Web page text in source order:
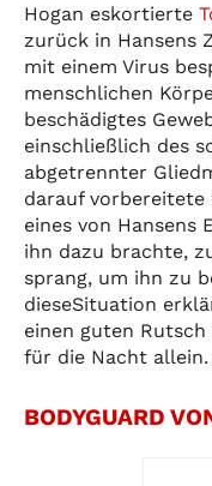
Hogan eskortierte
zurück in Hansens
mit einem Virus
menschlichen
beschädigtes
einschließlich des
abgetrennter
darauf vorbereitete
eines von Hansens
ihn dazu brachte,
sprang, um ihn zu
dieseSituation
einen guten
für die Nacht allein.
BODYGUARD